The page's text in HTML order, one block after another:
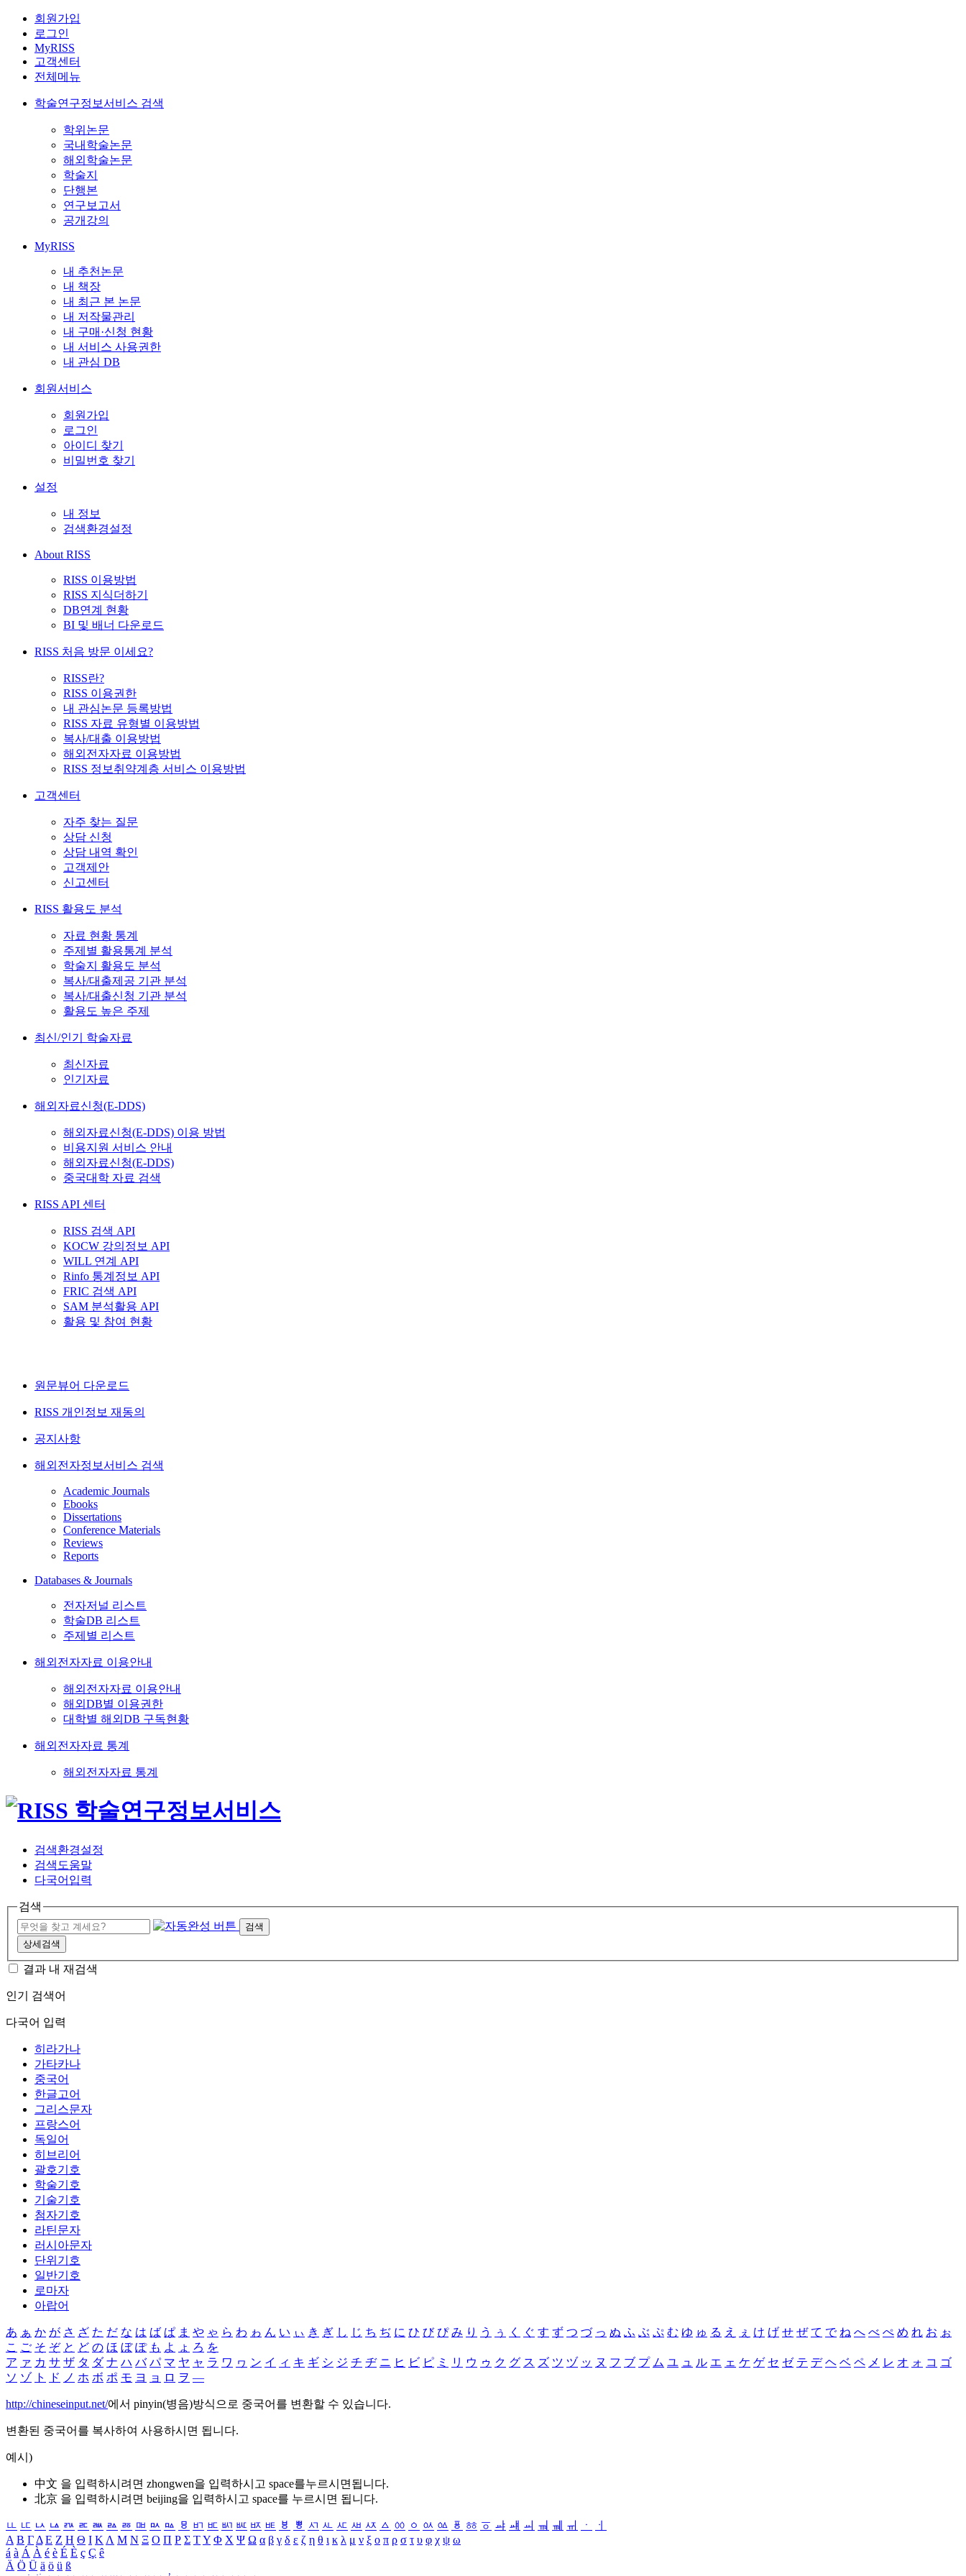
회원가입
로그인
MyRISS
고객센터
전체메뉴
학술연구정보서비스 검색
학위논문
국내학술논문
해외학술논문
학술지
단행본
연구보고서
공개강의
MyRISS
내 추천논문
내 책장
내 최근 본 논문
내 저작물관리
내 구매·신청 현황
내 서비스 사용권한
내 관심 DB
회원서비스
회원가입
로그인
아이디 찾기
비밀번호 찾기
설정
내 정보
검색환경설정
About RISS
RISS 이용방법
RISS 지식더하기
DB연계 현황
BI 및 배너 다운로드
RISS 처음 방문 이세요?
RISS란?
RISS 이용권한
내 관심논문 등록방법
RISS 자료 유형별 이용방법
복사/대출 이용방법
해외전자자료 이용방법
RISS 정보취약계층 서비스 이용방법
고객센터
자주 찾는 질문
상담 신청
상담 내역 확인
고객제안
신고센터
RISS 활용도 분석
자료 현황 통계
주제별 활용통계 분석
학술지 활용도 분석
복사/대출제공 기관 분석
복사/대출신청 기관 분석
활용도 높은 주제
최신/인기 학술자료
최신자료
인기자료
해외자료신청(E-DDS)
해외자료신청(E-DDS) 이용 방법
비용지원 서비스 안내
해외자료신청(E-DDS)
중국대학 자료 검색
RISS API 센터
RISS 검색 API
KOCW 강의정보 API
WILL 연계 API
Rinfo 통계정보 API
FRIC 검색 API
SAM 분석활용 API
활용 및 참여 현황
원문뷰어 다운로드
RISS 개인정보 재동의
공지사항
해외전자정보서비스 검색
Academic Journals
Ebooks
Dissertations
Conference Materials
Reviews
Reports
Databases & Journals
전자저널 리스트
학술DB 리스트
주제별 리스트
해외전자자료 이용안내
해외전자자료 이용안내
해외DB별 이용권한
대학별 해외DB 구독현황
해외전자자료 통계
해외전자자료 통계
검색환경설정
검색도움말
다국어입력
검색
검색
상세검색
결과 내 재검색
인기 검색어
다국어 입력
히라가나
가타카나
중국어
한글고어
그리스문자
프랑스어
독일어
히브리어
괄호기호
학술기호
기술기호
첨자기호
라틴문자
러시아문자
단위기호
일반기호
로마자
아랍어
あ ぁ か が さ ざ た だ な は ば ぱ ま や ゃ ら わ ゎ ん い ぃ き ぎ し じ ち ぢ に ひ び ぴ み り う ぅ く ぐ す ず つ づ っ ぬ ふ ぶ ぷ む ゆ ゅ る え ぇ け げ せ ぜ て で ね へ べ ぺ め れ お ぉ
こ ご そ ぞ と ど の ほ ぼ ぽ も よ ょ ろ を
ア ァ カ サ ザ タ ダ ナ ハ バ パ マ ヤ ャ ラ ワ ヮ ン イ ィ キ ギ シ ジ チ ヂ ニ ヒ ビ ピ ミ リ ウ ゥ ク グ ス ズ ツ ヅ ッ ヌ フ ブ プ ム ユ ュ ル エ ェ ケ ゲ セ ゼ テ デ ヘ ベ ペ メ レ オ ォ コ ゴ
ソ ゾ ト ド ノ ホ ボ ポ モ ヨ ョ ロ ヲ ―
http://chineseinput.net/에서 pinyin(병음)방식으로 중국어를 변환할 수 있습니다.
변환된 중국어를 복사하여 사용하시면 됩니다.
예시)
中文 을 입력하시려면 zhongwen을 입력하시고 space를누르시면됩니다.
北京 을 입력하시려면 beijing을 입력하시고 space를 누르시면 됩니다.
ㅥ ㅦ ㅧ ㅨ ㅩ ㅪ ㅫ ㅬ ㅭ ㅮ ㅯ ㅰ ㅱ ㅲ ㅳ ㅴ ㅵ ㅶ ㅷ ㅸ ㅹ ㅺ ㅻ ㅼ ㅽ ㅾ ㅿ ㆀ ㆁ ㆂ ㆃ ㆄ ㆅ ㆆ ㆇ ㆈ ㆉ ㆊ ㆋ ㆌ ㆍ
ㆎ
Α Β ΓΔ Ε Ζ Η Θ Ι ΚΛ Μ Ν Ξ Ο Π Ρ Σ ΤΥ Φ Χ Ψ Ω α β γ δ ε ζ η θ ι κ λ μ ν ξ ο π ρ σ τ υ φ χ ψ ω
á à Á À é è É È ç Ç ê
Ä Ö Ü ä ö ü ß